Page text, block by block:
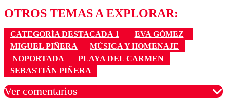
OTROS TEMAS A EXPLORAR:
CATEGORÍA DESTACADA 1
EVA GÓMEZ
MIGUEL PIÑERA
MÚSICA Y HOMENAJE
NOPORTADA
PLAYA DEL CARMEN
SEBASTIÁN PIÑERA
Ver comentarios